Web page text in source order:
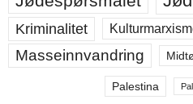
Kriminalitet
Masseinnvandring
Palestina